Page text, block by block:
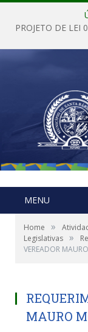
MENU
Home »
Legislativas »
VEREADOR
MAURO